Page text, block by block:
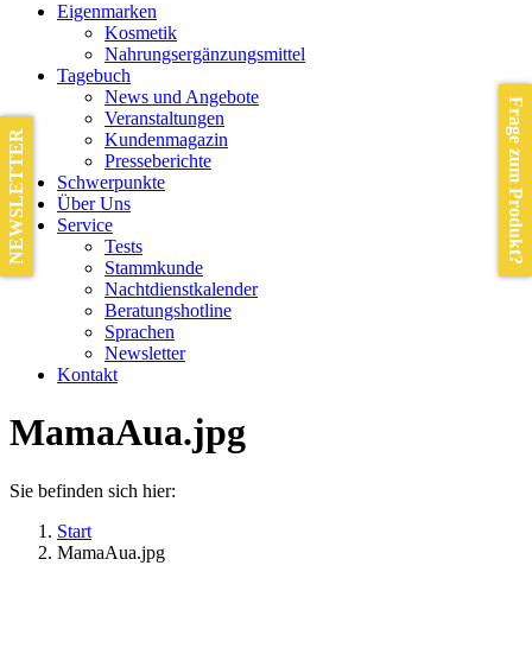
Eigenmarken
Kosmetik
Nahrungsergänzungsmittel
Tagebuch
News und Angebote
Veranstaltungen
Kundenmagazin
Presseberichte
Schwerpunkte
Über Uns
Service
Tests
Stammkunde
Nachtdienstkalender
Beratungshotline
Sprachen
Newsletter
Kontakt
MamaAua.jpg
Sie befinden sich hier:
Start
MamaAua.jpg
Frage zum Produkt?
NEWSLETTER